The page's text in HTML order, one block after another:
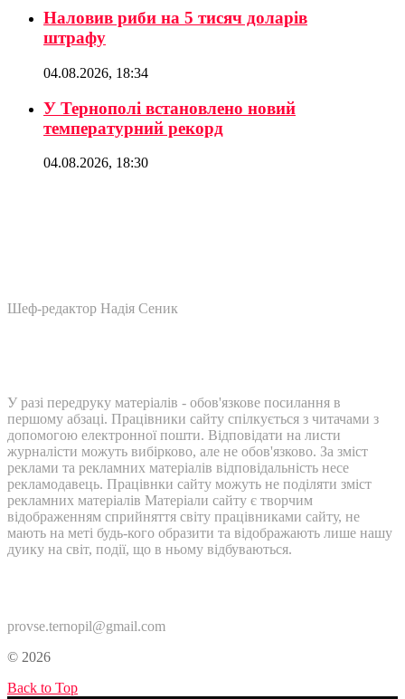
Наловив риби на 5 тисяч доларів
штрафу
04.08.2026, 18:34
У Тернополі встановлено новий
температурний рекорд
04.08.2026, 18:30
Шеф-редактор Надія Сеник
У разі передруку матеріалів - обов'язкове посилання в
першому абзаці. Працівники сайту спілкується з читачами з
допомогою електронної пошти. Відповідати на листи
журналісти можуть вибірково, але не обов'язково. За зміст
реклами та рекламних матеріалів відповідальність несе
рекламодавець. Працівнки сайту можуть не поділяти зміст
рекламних матеріалів Матеріали сайту є творчим
відображенням сприйняття світу працівниками сайту, не
мають на меті будь-кого образити та відображають лише нашу
дуику на світ, події, що в ньому відбуваються.
provse.ternopil@gmail.com
© 2026
Back to Top